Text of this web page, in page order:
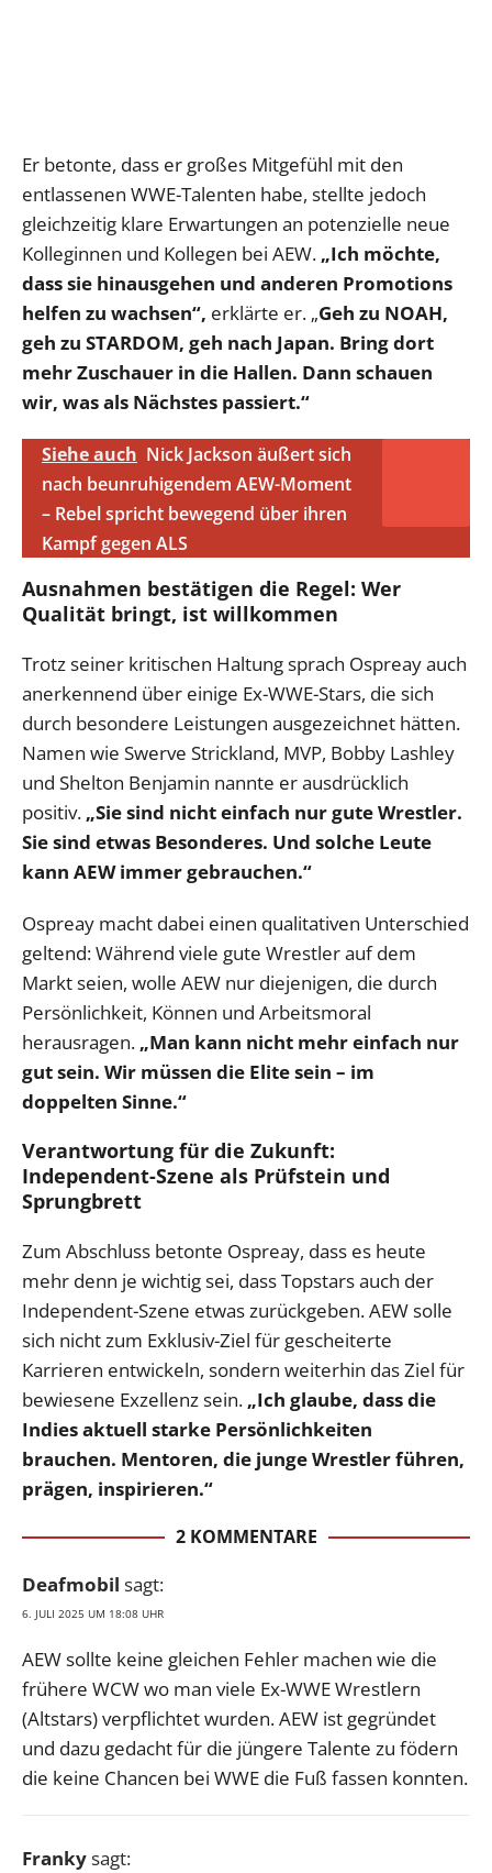
Er betonte, dass er großes Mitgefühl mit den
entlassenen WWE-Talenten habe, stellte jedoch
gleichzeitig klare Erwartungen an potenzielle neue
Kolleginnen und Kollegen bei AEW. „Ich möchte,
dass sie hinausgehen und anderen Promotions
helfen zu wachsen“, erklärte er. „Geh zu NOAH,
geh zu STARDOM, geh nach Japan. Bring dort
mehr Zuschauer in die Hallen. Dann schauen
wir, was als Nächstes passiert.“
Siehe auch Nick Jackson äußert sich
nach beunruhigendem AEW-Moment
– Rebel spricht bewegend über ihren
Kampf gegen ALS
Ausnahmen bestätigen die Regel: Wer
Qualität bringt, ist willkommen
Trotz seiner kritischen Haltung sprach Ospreay auch
anerkennend über einige Ex-WWE-Stars, die sich
durch besondere Leistungen ausgezeichnet hätten.
Namen wie Swerve Strickland, MVP, Bobby Lashley
und Shelton Benjamin nannte er ausdrücklich
positiv. „Sie sind nicht einfach nur gute Wrestler.
Sie sind etwas Besonderes. Und solche Leute
kann AEW immer gebrauchen.“
Ospreay macht dabei einen qualitativen Unterschied
geltend: Während viele gute Wrestler auf dem
Markt seien, wolle AEW nur diejenigen, die durch
Persönlichkeit, Können und Arbeitsmoral
herausragen. „Man kann nicht mehr einfach nur
gut sein. Wir müssen die Elite sein – im
doppelten Sinne.“
Verantwortung für die Zukunft:
Independent-Szene als Prüfstein und
Sprungbrett
Zum Abschluss betonte Ospreay, dass es heute
mehr denn je wichtig sei, dass Topstars auch der
Independent-Szene etwas zurückgeben. AEW solle
sich nicht zum Exklusiv-Ziel für gescheiterte
Karrieren entwickeln, sondern weiterhin das Ziel für
bewiesene Exzellenz sein. „Ich glaube, dass die
Indies aktuell starke Persönlichkeiten
brauchen. Mentoren, die junge Wrestler führen,
prägen, inspirieren.“
2 KOMMENTARE
Deafmobil sagt:
6. JULI 2025 UM 18:08 UHR
AEW sollte keine gleichen Fehler machen wie die
frühere WCW wo man viele Ex-WWE Wrestlern
(Altstars) verpflichtet wurden. AEW ist gegründet
und dazu gedacht für die jüngere Talente zu födern
die keine Chancen bei WWE die Fuß fassen konnten.
Frankysagt: